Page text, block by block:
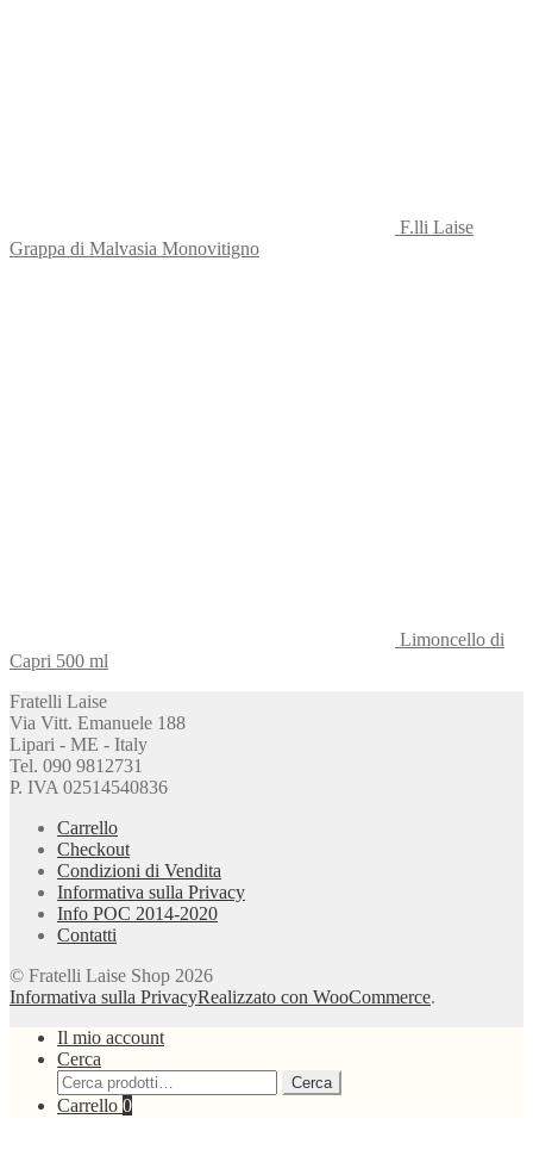
F.lli Laise
Grappa di Malvasia Monovitigno
Limoncello di
Capri 500 ml
Fratelli Laise
Via Vitt. Emanuele 188
Lipari - ME - Italy
Tel. 090 9812731
P. IVA 02514540836
Carrello
Checkout
Condizioni di Vendita
Informativa sulla Privacy
Info POC 2014-2020
Contatti
© Fratelli Laise Shop 2026
Informativa sulla PrivacyRealizzato con WooCommerce.
Il mio account
Cerca
Cerca:
Cerca
Carrello 0